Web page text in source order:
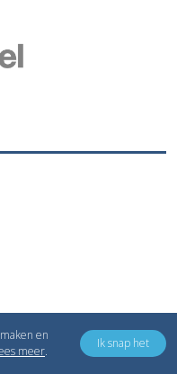
en
meer.
Ik snap het